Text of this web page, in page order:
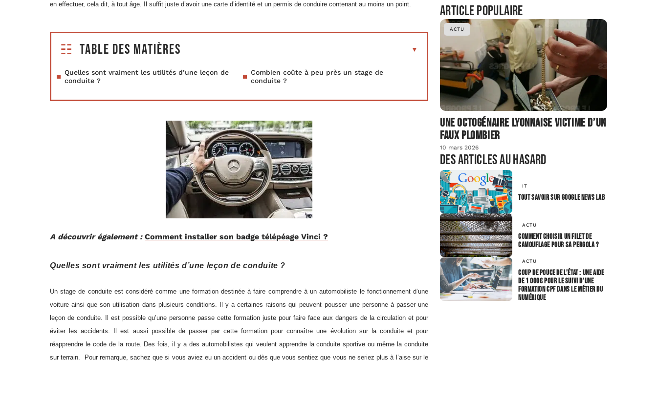
en effectuer, cela dit, à tout âge. Il suffit juste d’avoir une carte d’identité et un permis de conduire contenant au moins un point.
Table des matières
Quelles sont vraiment les utilités d’une leçon de
conduite ?
Combien coûte à peu près un stage de
conduite ?
A découvrir également : Comment installer son badge télépéage Vinci ?
Quelles sont vraiment les utilités d’une leçon de conduite ?
Un stage de conduite est considéré comme une formation destinée à faire comprendre à un automobiliste le fonctionnement d’une
voiture ainsi que son utilisation dans plusieurs conditions. Il y a certaines raisons qui peuvent pousser une personne à passer une
leçon de conduite. Il est possible qu’une personne passe cette formation juste pour faire face aux dangers de la circulation et pour
éviter les accidents. Il est aussi possible de passer par cette formation pourconnaître une évolution sur la conduite et pour
réapprendre le code de la route. Des fois, il y a des automobilistes qui veulent apprendre la conduite sportive ou même la conduite
sur terrain. Pour remarque, sachez que si vous aviez eu un accident ou dès que vous sentiez que vous ne seriez plus à l’aise sur le
Article populaire
ACTU
Une octogénaire lyonnaise victime d’un
faux plombier
10 mars 2026
Des articles au hasard
IT
Tout savoir sur Google News Lab
ACTU
Comment choisir un filet de
camouflage pour sa pergola ?
ACTU
Coup de pouce de l’État : une aide
de 1 000€ pour le suivi d’une
formation CPF dans le métier du
numérique